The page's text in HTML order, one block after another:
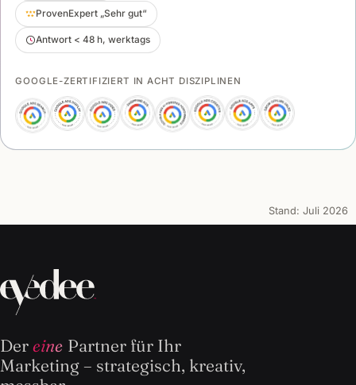
ProvenExpert „Sehr gut“
Antwort < 48 h, werktags
GOOGLE-ZERTIFIZIERT IN ACHT DISZIPLINEN
Stand: Juli 2026
Dereine Partner für Ihr
Marketing – strategisch, kreativ,